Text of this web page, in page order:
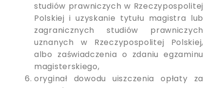
studiów prawniczych w Rzeczypospolitej
Polskiej i uzyskanie tytułu magistra lub
zagranicznych studiów prawniczych
uznanych w Rzeczypospolitej Polskiej,
albo zaświadczenia o zdaniu egzaminu
magisterskiego,
oryginał dowodu uiszczenia opłaty za